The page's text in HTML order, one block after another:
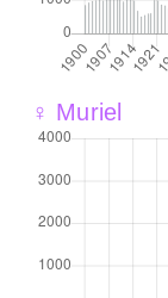
♀ Muriel